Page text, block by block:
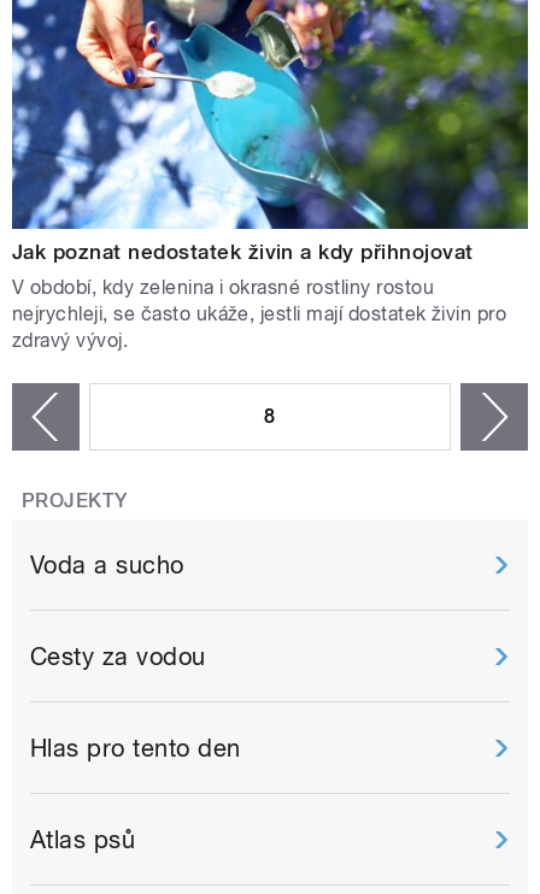
Jak poznat nedostatek živin a kdy přihnojovat
V období, kdy zelenina i okrasné rostliny rostou
nejrychleji, se často ukáže, jestli mají dostatek živin pro
zdravý vývoj.
8
PROJEKTY
Voda a sucho
Cesty za vodou
Hlas pro tento den
Atlas psů